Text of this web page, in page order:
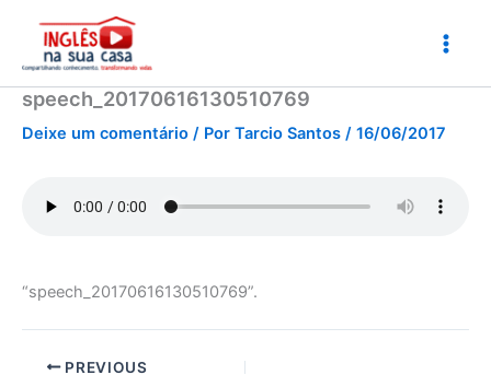
conteúdo
speech_20170616130510769
Deixe um comentário / Por Tarcio Santos / 16/06/2017
“speech_20170616130510769”.
PREVIOUS